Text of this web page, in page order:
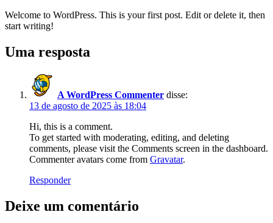
Welcome to WordPress. This is your first post. Edit or delete it, then
start writing!
Uma resposta
A WordPress Commenter disse:
13 de agosto de 2025 às 18:04
Hi, this is a comment.
To get started with moderating, editing, and deleting
comments, please visit the Comments screen in the dashboard.
Commenter avatars come from Gravatar.
Responder
Deixe um comentário